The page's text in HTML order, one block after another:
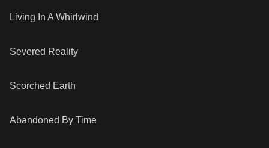
Living In A Whirlwind
Severed Reality
Scorched Earth
Abandoned By Time